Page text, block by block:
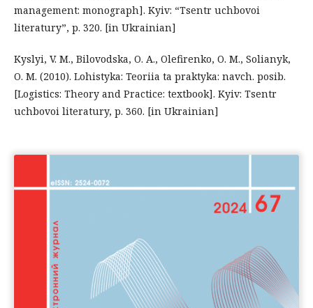
management: monograph]. Kyiv: “Tsentr uchbovoi
literatury”, p. 320. [in Ukrainian]
Kyslyi, V. M., Bilovodska, O. A., Olefirenko, O. M., Solianyk,
O. M. (2010). Lohistyka: Teoriia ta praktyka: navch. posib.
[Logistics: Theory and Practice: textbook]. Kyiv: Tsentr
uchbovoi literatury, p. 360. [in Ukrainian]